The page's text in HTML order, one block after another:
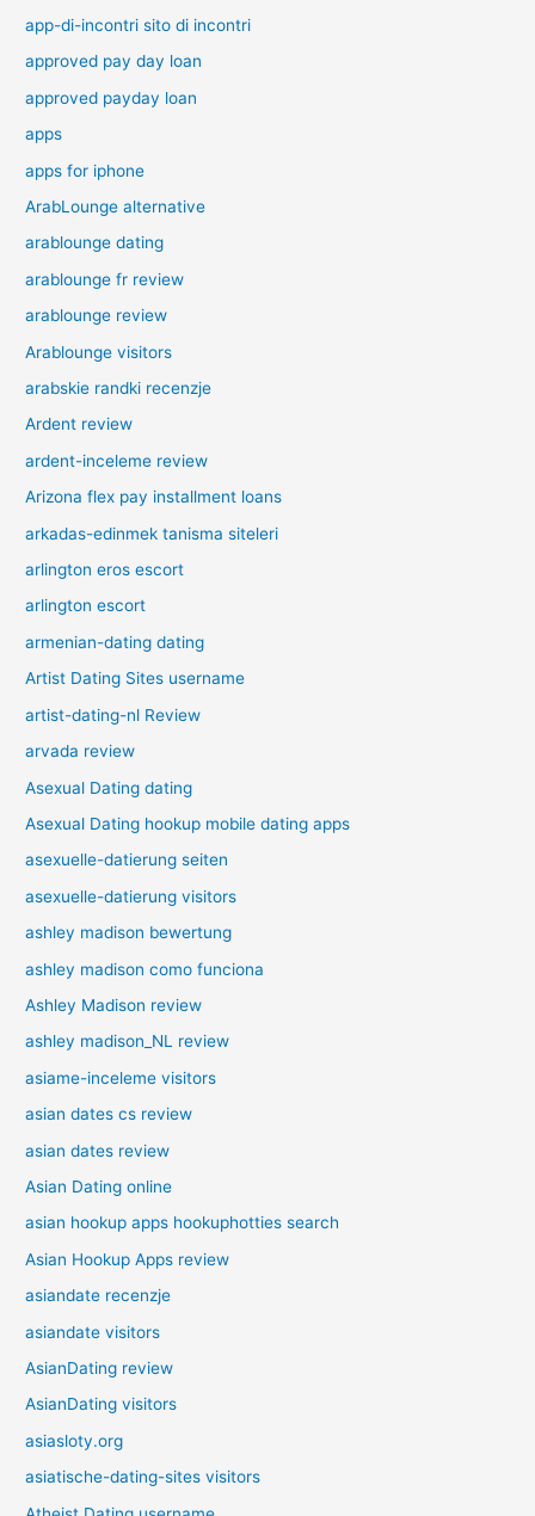
app-di-incontri sito di incontri
approved pay day loan
approved payday loan
apps
apps for iphone
ArabLounge alternative
arablounge dating
arablounge fr review
arablounge review
Arablounge visitors
arabskie randki recenzje
Ardent review
ardent-inceleme review
Arizona flex pay installment loans
arkadas-edinmek tanisma siteleri
arlington eros escort
arlington escort
armenian-dating dating
Artist Dating Sites username
artist-dating-nl Review
arvada review
Asexual Dating dating
Asexual Dating hookup mobile dating apps
asexuelle-datierung seiten
asexuelle-datierung visitors
ashley madison bewertung
ashley madison como funciona
Ashley Madison review
ashley madison_NL review
asiame-inceleme visitors
asian dates cs review
asian dates review
Asian Dating online
asian hookup apps hookuphotties search
Asian Hookup Apps review
asiandate recenzje
asiandate visitors
AsianDating review
AsianDating visitors
asiasloty.org
asiatische-dating-sites visitors